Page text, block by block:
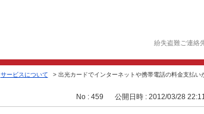
紛失盗難ご連絡
サービスについて > 出光カードでインターネットや携帯電話の料金支払い
No : 459 公開日時 : 2012/03/28